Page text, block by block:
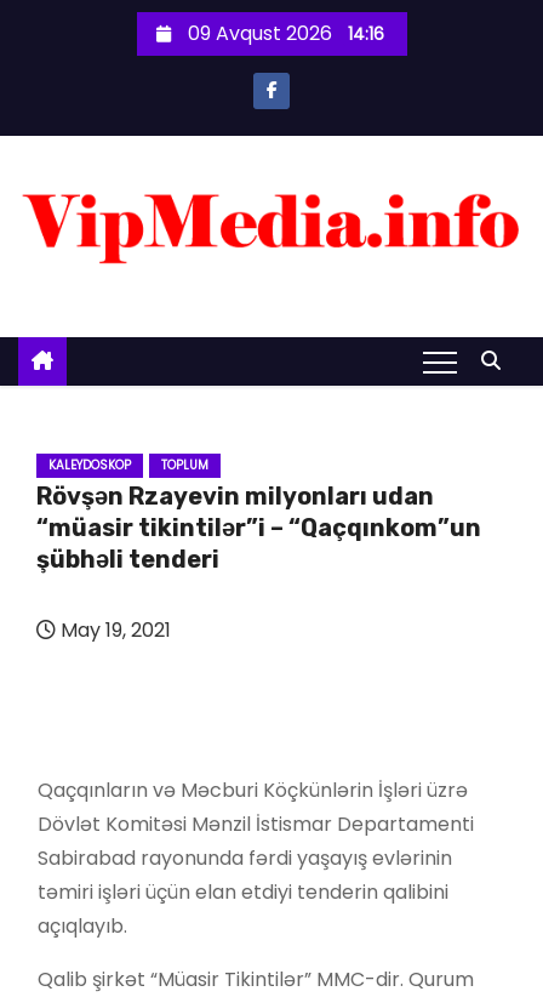
n
09 Avqust 2026 14:16
KALEYDOSKOP TOPLUM
Rövşən Rzayevin milyonları udan
“müasir tikintilər”i – “Qaçqınkom”un
şübhəli tenderi
May 19, 2021
Qaçqınların və Məcburi Köçkünlərin İşləri üzrə
Dövlət Komitəsi Mənzil İstismar Departamenti
Sabirabad rayonunda fərdi yaşayış evlərinin
təmiri işləri üçün elan etdiyi tenderin qalibini
açıqlayıb.
Qalib şirkət “Müasir Tikintilər” MMC-dir. Qurum